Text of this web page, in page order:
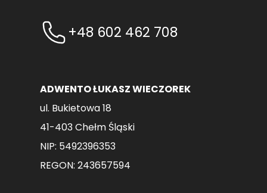
+48 602 462 708
ADWENTO ŁUKASZ WIECZOREK
ul. Bukietowa 18
41-403 Chełm Śląski
NIP: 5492396353
REGON: 243657594